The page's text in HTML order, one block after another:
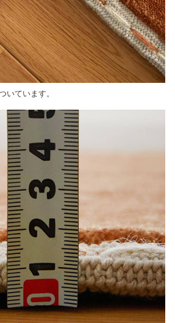
いています。